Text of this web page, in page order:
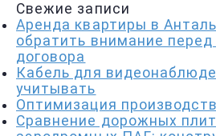
Свежие записи
Аренда квартиры в
обратить внимание
договора
Кабель для
учитывать
Оптимизация
Сравнение дорожных